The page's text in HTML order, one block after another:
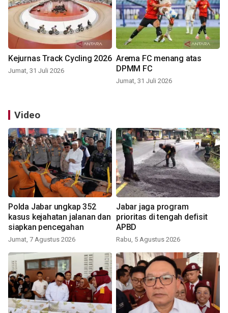
Kejurnas Track Cycling 2026
Jumat, 31 Juli 2026
Arema FC menang atas
DPMM FC
Jumat, 31 Juli 2026
Video
Polda Jabar ungkap 352
kasus kejahatan jalanan dan
siapkan pencegahan
Jumat, 7 Agustus 2026
Jabar jaga program
prioritas di tengah defisit
APBD
Rabu, 5 Agustus 2026